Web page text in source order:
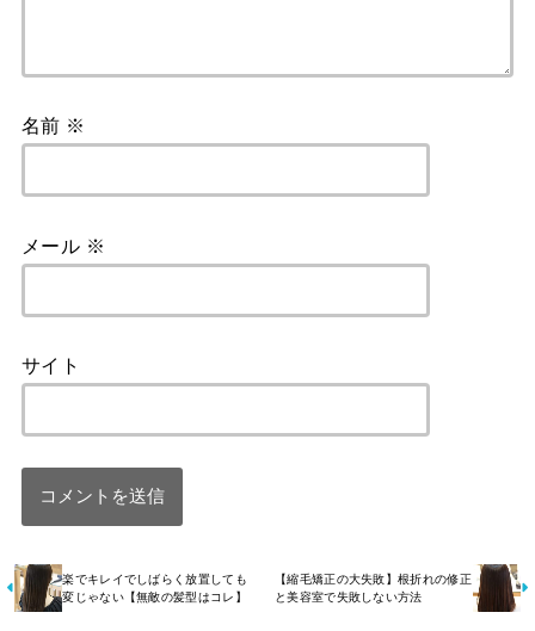
名前 ※
メール ※
サイト
楽でキレイでしばらく放置しても
変じゃない【無敵の髪型はコレ】
【縮毛矯正の大失敗】根折れの修正
と美容室で失敗しない方法